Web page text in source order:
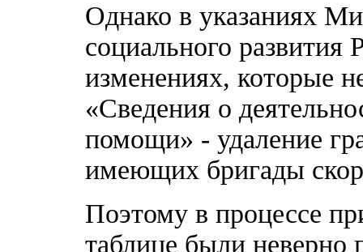
Однако в указаниях
социального развития
изменениях, которые
«Сведения о
помощи» - удаление
имеющих бригады
Поэтому в процессе
таблице были неверно